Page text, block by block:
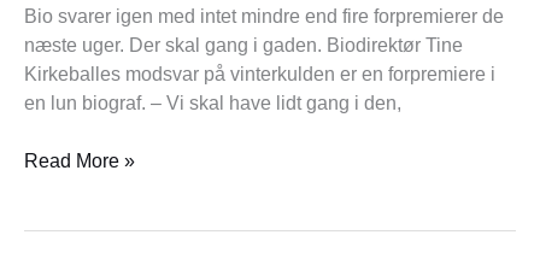
Bio svarer igen med intet mindre end fire forpremierer de
næste uger. Der skal gang i gaden. Biodirektør Tine
Kirkeballes modsvar på vinterkulden er en forpremiere i
en lun biograf. – Vi skal have lidt gang i den,
Read More »